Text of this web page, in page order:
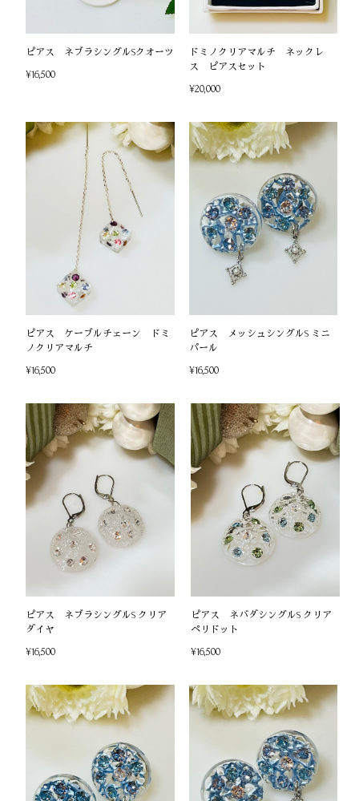
ピアス ネブラシングルSクオーツ
¥16,500
ドミノクリアマルチ ネックレ
ス ピアスセット
¥20,000
ピアス ケーブルチェーン ドミ
ノクリアマルチ
¥16,500
ピアス メッシュシングルS ミニ
パール
¥16,500
ピアス ネブラシングルS クリア
ダイヤ
¥16,500
ピアス ネバダシングルS クリア
ペリドット
¥16,500